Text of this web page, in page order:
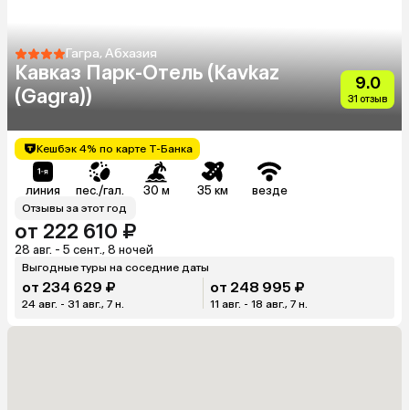
Гагра, Абхазия
Кавказ Парк-Отель (Kavkaz
(Gagra))
9.0
31 отзыв
Кешбэк 4% по карте Т-Банка
линия пес./гал. 30 м 35 км везде
Отзывы за этот год
от 222 610 ₽
28 авг. - 5 сент., 8 ночей
Выгодные туры на соседние даты
от 234 629 ₽
24 авг. - 31 авг., 7 н.
от 248 995 ₽
11 авг. - 18 авг., 7 н.